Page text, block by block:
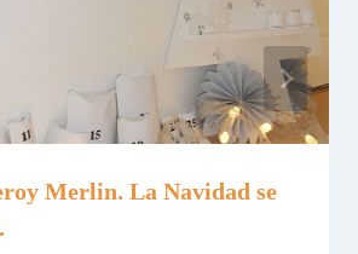
Merlin. La Navidad se